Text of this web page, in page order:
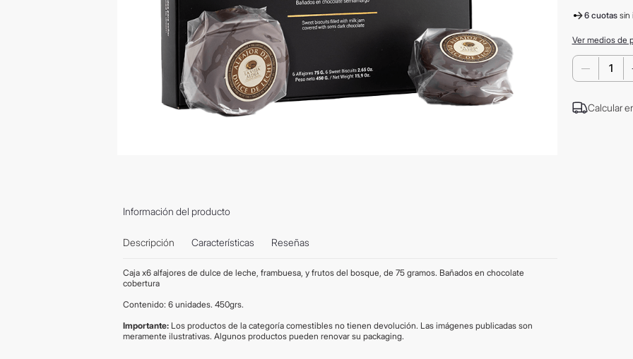
Información del producto
Descripción Características Reseñas
Caja x6 alfajores de dulce de leche, frambuesa, y frutos del bosque, de 75 gramos. Bañados en chocolate
cobertura
Contenido: 6 unidades. 450grs.
Importante: Los productos de la categoría comestibles no tienen devolución. Las imágenes publicadas son
meramente ilustrativas. Algunos productos pueden renovar su packaging.
6 cuotas sin
Ver medios de
－
Calcular